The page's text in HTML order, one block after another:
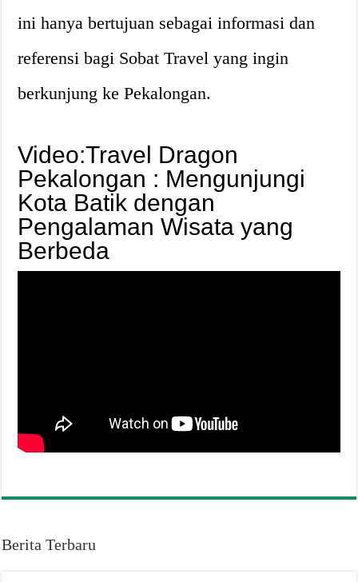
ini hanya bertujuan sebagai informasi dan
referensi bagi Sobat Travel yang ingin
berkunjung ke Pekalongan.
Video:Travel Dragon
Pekalongan : Mengunjungi
Kota Batik dengan
Pengalaman Wisata yang
Berbeda
Berita Terbaru